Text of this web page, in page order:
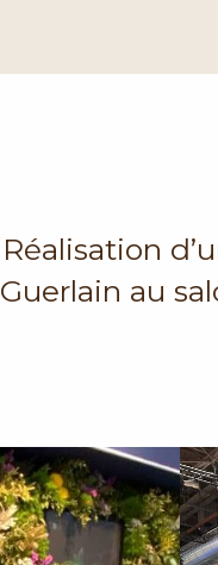
Réalisation
Guerlain au